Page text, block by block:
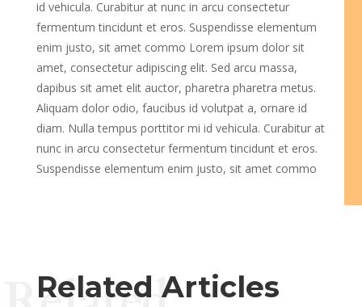
id vehicula. Curabitur at nunc in arcu consectetur
fermentum tincidunt et eros. Suspendisse elementum
enim justo, sit amet commo Lorem ipsum dolor sit
amet, consectetur adipiscing elit. Sed arcu massa,
dapibus sit amet elit auctor, pharetra pharetra metus.
Aliquam dolor odio, faucibus id volutpat a, ornare id
diam. Nulla tempus porttitor mi id vehicula. Curabitur at
nunc in arcu consectetur fermentum tincidunt et eros.
Suspendisse elementum enim justo, sit amet commo
Related Articles